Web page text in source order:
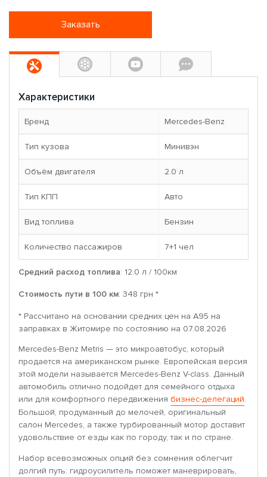
Заказать
Характеристики
Бренд Mercedes-Benz
Тип кузова Минивэн
Объём двигателя 2.0 л
Тип КПП Авто
Вид топлива Бензин
Количество пассажиров 7+1 чел
Средний расход топлива: 12.0 л / 100км
Стоимость пути в 100 км: 348 грн *
* Рассчитано на основании средних цен на A95 на
заправках в Житомире по состоянию на 07.08.2026
Mercedes-Benz Metris — это микроавтобус, который
продается на американском рынке. Европейская версия
этой модели называется Mercedes-Benz V-class. Данный
автомобиль отлично подойдет для семейного отдыха
или для комфортного передвижения бизнес-делегаций.
Большой, продуманный до мелочей, оригинальный
салон Mercedes, а также турбированный мотор доставит
удовольствие от езды как по городу, так и по стране.
Набор всевозможных опций без сомнения облегчит
долгий путь: гидроусилитель поможет маневрировать,